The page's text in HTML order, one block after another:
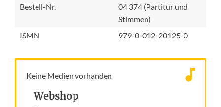
Bestell-Nr.
04 374 (Partitur und
Stimmen)
ISMN
979-0-012-20125-0
Keine Medien vorhanden
Webshop